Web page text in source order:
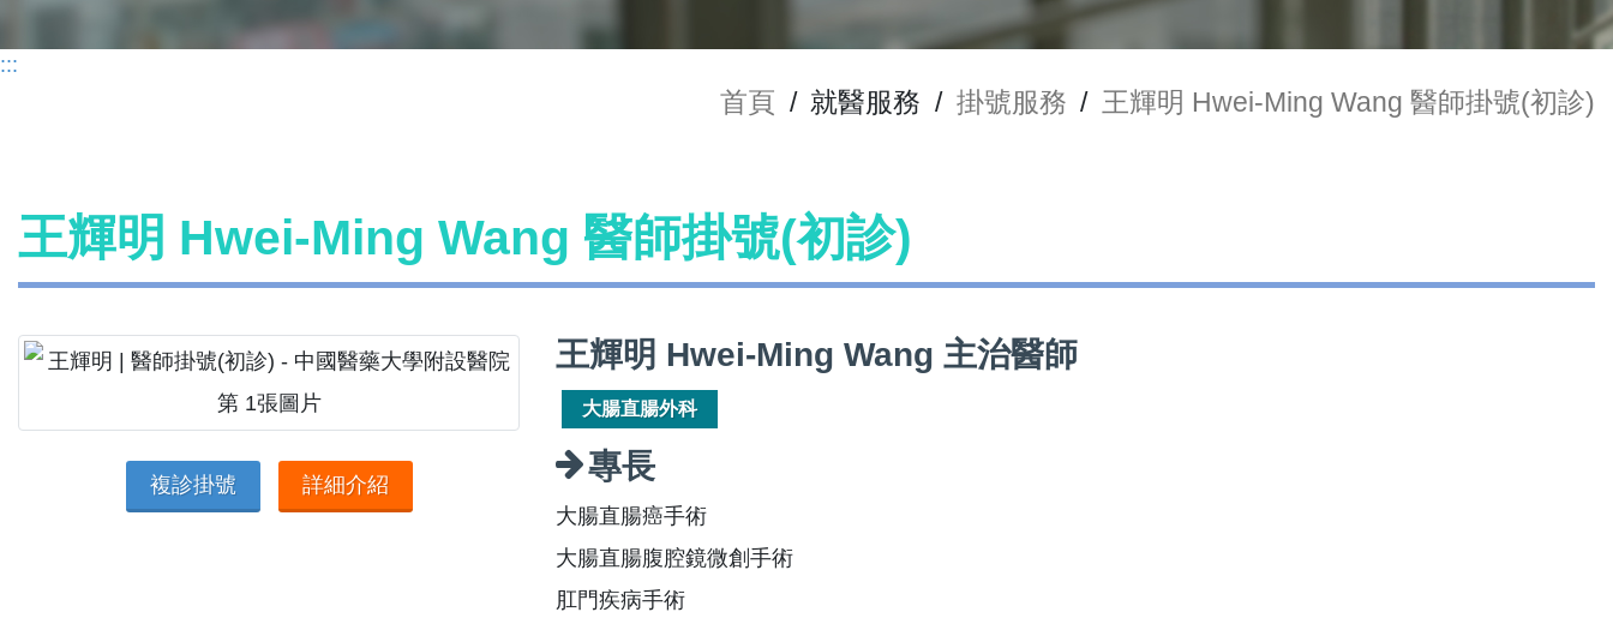
:::
首頁 / 就醫服務 / 掛號服務 / 王輝明 Hwei-Ming Wang 醫師掛號(初診)
王輝明 Hwei-Ming Wang 醫師掛號(初診)
複診掛號 詳細介紹
王輝明 Hwei-Ming Wang 主治醫師
大腸直腸外科
專長
大腸直腸癌手術
大腸直腸腹腔鏡微創手術
肛門疾病手術